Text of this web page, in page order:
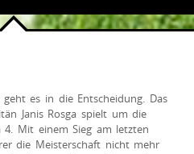
es in die Entscheidung. Das
Janis Rosga spielt um die
4. Mit einem Sieg am letzten
die Meisterschaft nicht mehr